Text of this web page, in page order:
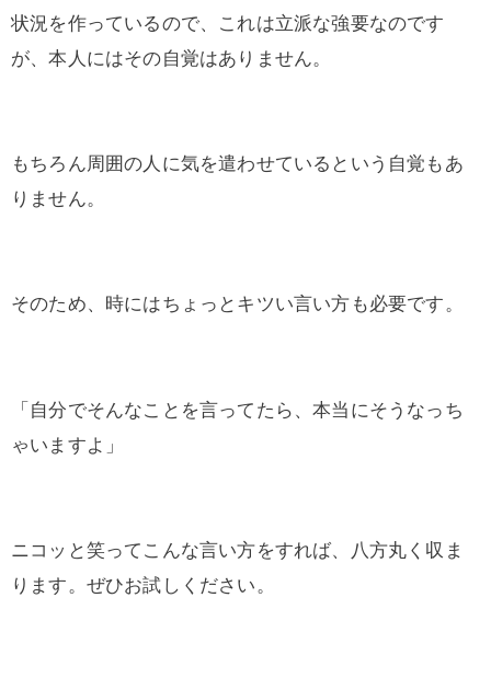
状況を作っているので、これは立派な強要なのです
が、本人にはその自覚はありません。
もちろん周囲の人に気を遣わせているという自覚もあ
りません。
そのため、時にはちょっとキツい言い方も必要です。
「自分でそんなことを言ってたら、本当にそうなっち
ゃいますよ」
ニコッと笑ってこんな言い方をすれば、八方丸く収ま
ります。ぜひお試しください。